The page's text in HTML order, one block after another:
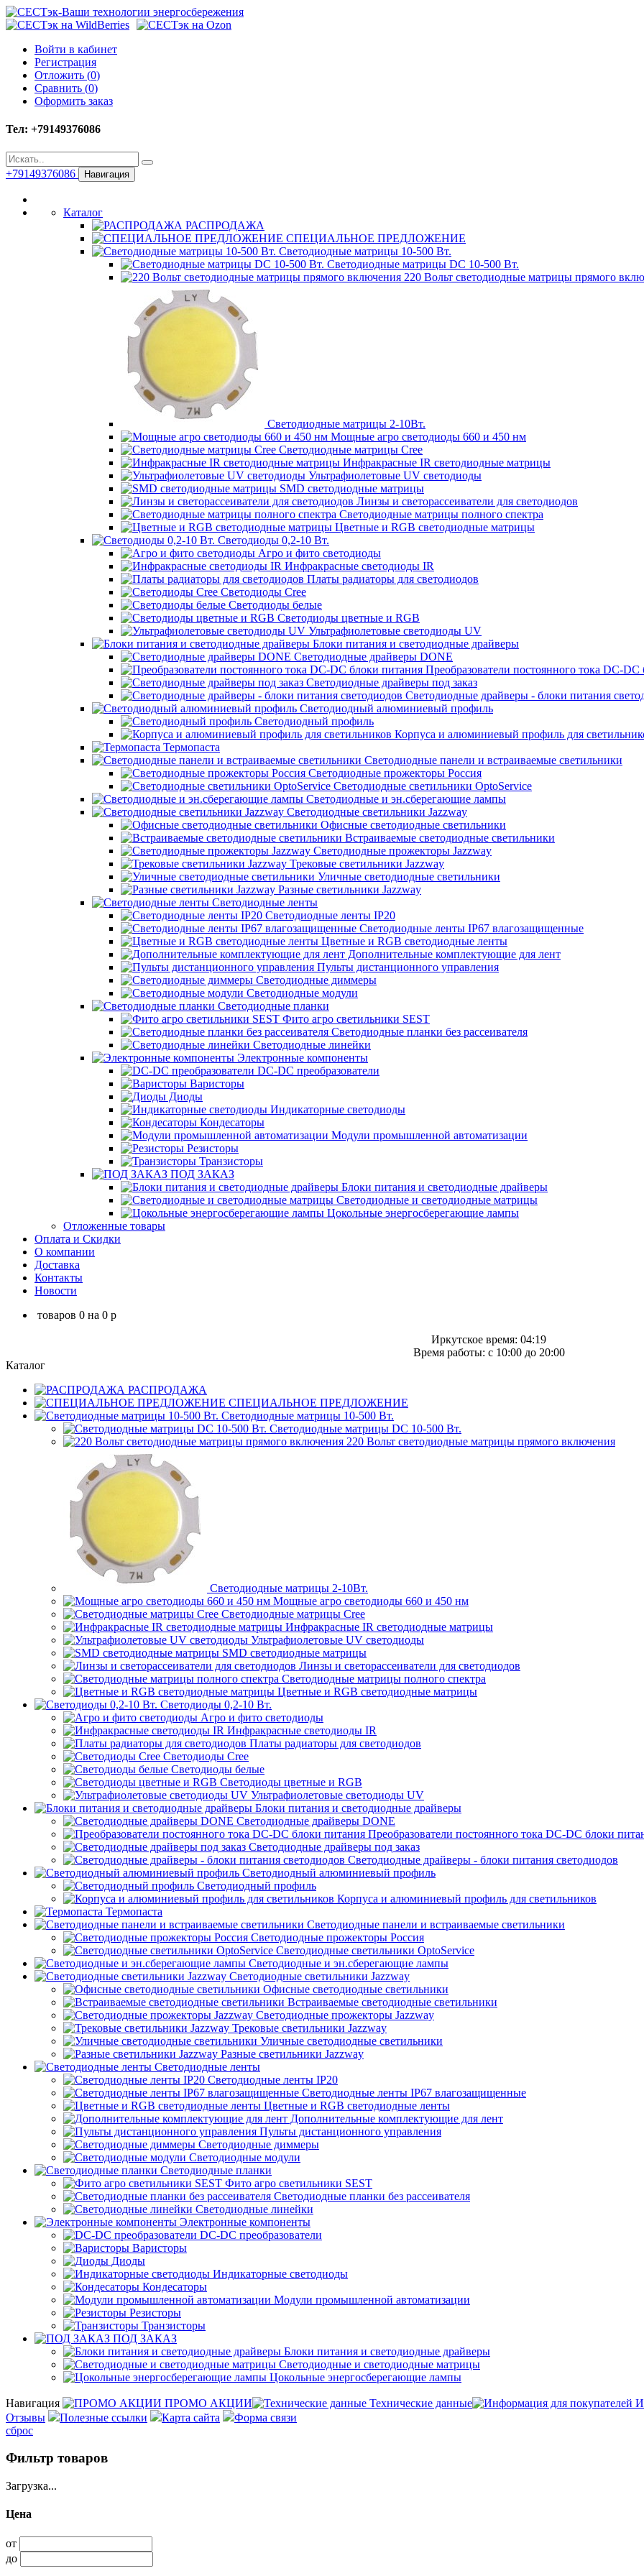
Войти в кабинет
Регистрация
Отложить (0)
Сравнить (0)
Оформить заказ
Тел: +79149376086
+79149376086 Навигация
Каталог
РАСПРОДАЖА
СПЕЦИАЛЬНОЕ ПРЕДЛОЖЕНИЕ
Светодиодные матрицы 10-500 Вт.
Светодиодные матрицы DC 10-500 Вт.
220 Вольт cветодиодные матрицы прямого
Светодиодные матрицы 2-10Вт.
Мощные агро светодиоды 660 и 450 нм
Светодиодные матрицы Cree
Инфракрасные IR светодиодные матрицы
Ультрафиолетовые UV светодиоды
SMD светодиодные матрицы
Линзы и светорассеиватели для светодиодов
Светодиодные матрицы полного спектра
Цветные и RGB светодиодные матрицы
Светодиоды 0,2-10 Вт.
Агро и фито светодиоды
Инфракрасные светодиоды IR
Платы радиаторы для светодиодов
Светодиоды Cree
Светодиоды белые
Светодиоды цветные и RGB
Ультрафиолетовые светодиоды UV
Блоки питания и светодиодные драйверы
Светодиодные драйверы DONE
Преобразователи постоянного тока DC-
Светодиодные драйверы под заказ
Светодиодные драйверы - блоки питания
Светодиодный алюминиевый профиль
Светодиодный профиль
Корпуса и алюминиевый профиль для
Термопаста
Светодиодные панели и встраиваемые светильники
Светодиодные прожекторы Россия
Светодиодные светильники OptoService
Светодиодные и эн.сберегающие лампы
Светодиодные светильники Jazzway
Офисные светодиодные светильники
Встраиваемые светодиодные светильники
Светодиодные прожекторы Jazzway
Трековые светильники Jazzway
Уличные светодиодные светильники
Разные светильники Jazzway
Светодиодные ленты
Светодиодные ленты IP20
Светодиодные ленты IP67 влагозащищенные
Цветные и RGB светодиодные ленты
Дополнительные комплектующие для лент
Пульты дистанционного управления
Светодиодные диммеры
Светодиодные модули
Светодиодные планки
Фито агро светильники SEST
Светодиодные планки без рассеивателя
Светодиодные линейки
Электронные компоненты
DC-DC преобразователи
Варисторы
Диоды
Индикаторные светодиоды
Кондесаторы
Модули промышленной автоматизации
Резисторы
Транзисторы
ПОД ЗАКАЗ
Блоки питания и светодиодные драйверы
Светодиодные и светодиодные матрицы
Цокольные энергосберегающие лампы
Отложенные товары
Оплата и Скидки
О компании
Доставка
Контакты
Новости
товаров 0 на 0 p
Иркутское время: 04:19
Время работы: c 10:00 до 20:00
Каталог
РАСПРОДАЖА
СПЕЦИАЛЬНОЕ ПРЕДЛОЖЕНИЕ
Светодиодные матрицы 10-500 Вт.
Светодиодные матрицы DC 10-500 Вт.
220 Вольт cветодиодные матрицы прямого включения
Светодиодные матрицы 2-10Вт.
Мощные агро светодиоды 660 и 450 нм
Светодиодные матрицы Cree
Инфракрасные IR светодиодные матрицы
Ультрафиолетовые UV светодиоды
SMD светодиодные матрицы
Линзы и светорассеиватели для светодиодов
Светодиодные матрицы полного спектра
Цветные и RGB светодиодные матрицы
Светодиоды 0,2-10 Вт.
Агро и фито светодиоды
Инфракрасные светодиоды IR
Платы радиаторы для светодиодов
Светодиоды Cree
Светодиоды белые
Светодиоды цветные и RGB
Ультрафиолетовые светодиоды UV
Блоки питания и светодиодные драйверы
Светодиодные драйверы DONE
Преобразователи постоянного тока DC-DC блоки
Светодиодные драйверы под заказ
Светодиодные драйверы - блоки питания светодиодов
Светодиодный алюминиевый профиль
Светодиодный профиль
Корпуса и алюминиевый профиль для светильников
Термопаста
Светодиодные панели и встраиваемые светильники
Светодиодные прожекторы Россия
Светодиодные светильники OptoService
Светодиодные и эн.сберегающие лампы
Светодиодные светильники Jazzway
Офисные светодиодные светильники
Встраиваемые светодиодные светильники
Светодиодные прожекторы Jazzway
Трековые светильники Jazzway
Уличные светодиодные светильники
Разные светильники Jazzway
Светодиодные ленты
Светодиодные ленты IP20
Светодиодные ленты IP67 влагозащищенные
Цветные и RGB светодиодные ленты
Дополнительные комплектующие для лент
Пульты дистанционного управления
Светодиодные диммеры
Светодиодные модули
Светодиодные планки
Фито агро светильники SEST
Светодиодные планки без рассеивателя
Светодиодные линейки
Электронные компоненты
DC-DC преобразователи
Варисторы
Диоды
Индикаторные светодиоды
Кондесаторы
Модули промышленной автоматизации
Резисторы
Транзисторы
ПОД ЗАКАЗ
Блоки питания и светодиодные драйверы
Светодиодные и светодиодные матрицы
Цокольные энергосберегающие лампы
Навигация ПРОМО АКЦИИ Технические данные
Отзывы
Полезные ссылки Карта сайта
Форма связи
сброс
Фильтр товаров
Загрузка...
Цена
от
до